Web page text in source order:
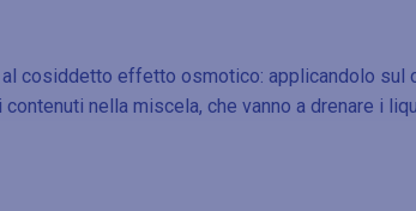
al cosiddetto effetto osmotico: applicandolo
nella miscela, che vanno a drenare i